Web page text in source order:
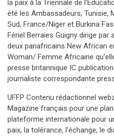
la paix à la Triennale de
été les Ambassadeurs, Tunisie,
Sud, France/Niger et Burkina
Fériel Berraies Guigny dirige par
deux panafricains New African
Woman/ Femme Africaine
presse britannique IC
journaliste correspondante
UFFP Contenu rédactionnel
Magazine français pour une
plateforme internationale pour
paix, la tolérance, l'échange, le